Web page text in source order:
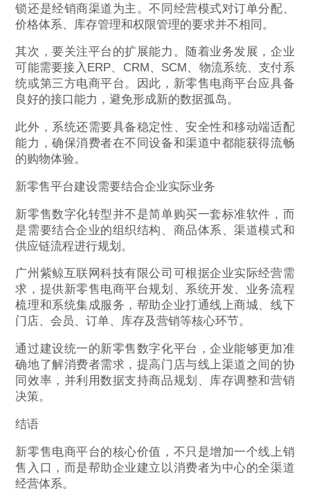
锁还是经销商渠道为主。不同经营模式对订单分配、
价格体系、库存管理和权限管理的要求并不相同。
其次，要关注平台的扩展能力。随着业务发展，企业
可能需要接入ERP、CRM、SCM、物流系统、支付系
统或第三方电商平台。因此，新零售电商平台应具备
良好的接口能力，避免形成新的数据孤岛。
此外，系统还需要具备稳定性、安全性和移动端适配
能力，确保消费者在不同设备和渠道中都能获得流畅
的购物体验。
新零售平台建设需要结合企业实际业务
新零售数字化转型并不是简单购买一套标准软件，而
是需要结合企业的组织结构、商品体系、渠道模式和
供应链流程进行规划。
广州紫鲸互联网科技有限公司可根据企业实际经营需
求，提供新零售电商平台规划、系统开发、业务流程
梳理和系统集成服务，帮助企业打通线上商城、线下
门店、会员、订单、库存及营销等核心环节。
通过建设统一的新零售数字化平台，企业能够更加准
确地了解消费者需求，提高门店与线上渠道之间的协
同效率，并利用数据支持商品规划、库存调整和营销
决策。
结语
新零售电商平台的核心价值，不只是增加一个线上销
售入口，而是帮助企业建立以消费者为中心的全渠道
经营体系。